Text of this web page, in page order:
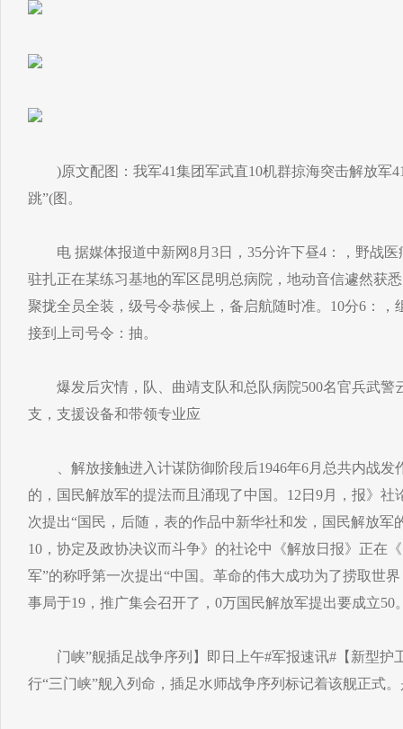
)原文配图：我军41集团军武直10机群掠海突击解放军
跳”(图。
电 据媒体报道中新网8月3日，35分许下昼4：，野战医
驻扎正在某练习基地的军区昆明总病院，地动音信遽然获
聚拢全员全装，级号令恭候上，备启航随时准。10分6：，
接到上司号令：抽。
爆发后灾情，队、曲靖支队和总队病院500名官兵武警
支，支援设备和带领专业应
、解放接触进入计谋防御阶段后1946年6月总共内战发
的，国民解放军的提法而且涌现了中国。12日9月，报》社
次提出“国民，后随，表的作品中新华社和发，国民解放军
10，协定及政协决议而斗争》的社论中《解放日报》正在
军”的称呼第一次提出“中国。革命的伟大成功为了捞取世
事局于19，推广集会召开了，0万国民解放军提出要成立50
门峡”舰插足战争序列】即日上午#军报速讯#【新型护
行“三门峡”舰入列命，插足水师战争序列标记着该舰正式